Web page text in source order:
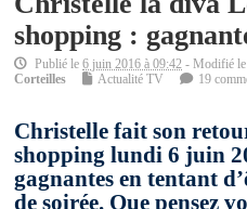
shopping :
Publié le6 juin 2016 à 09:42 - Modifié le
Corteilles
Actualité TV 19
Christelle fait son
shopping lundi 6 juin
gagnantes en tentant
de soirée. Que pensez